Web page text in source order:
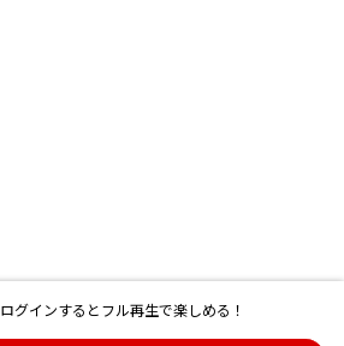
ログインするとフル再生で楽しめる！